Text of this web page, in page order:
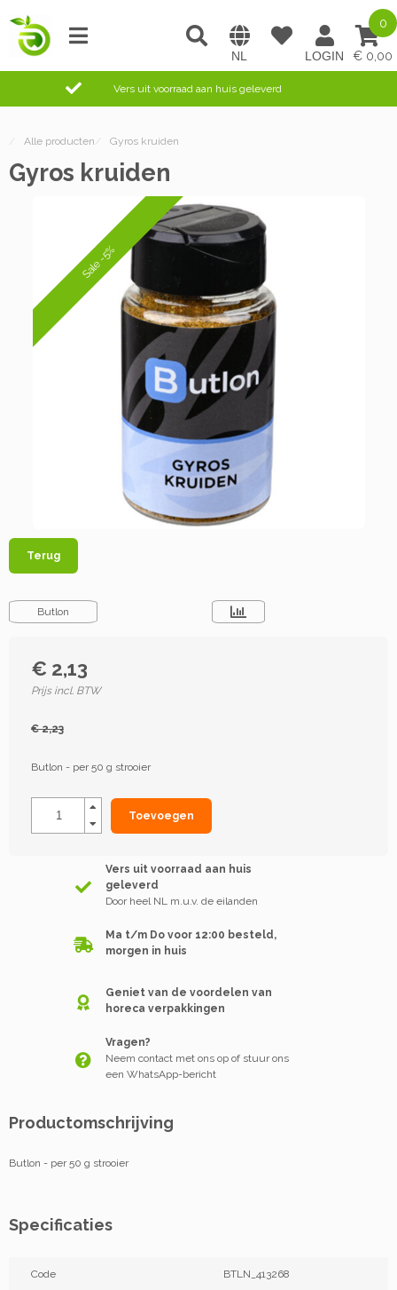
0,00
0
Vers uit voorraad aan huis geleverd
/ Alle producten / Gyros kruiden
Gyros kruiden
Sale -5%
Terug
Butlon
€ 2,13
Prijs incl. BTW
€ 2,23
Butlon - per 50 g strooier
Toevoegen
Vers uit voorraad aan huis
geleverd
Door heel NL m.u.v. de eilanden
Ma t/m Do voor 12:00 besteld,
morgen in huis
Geniet van de voordelen van
horeca verpakkingen
Vragen?
Neem contact met ons op of stuur ons
een WhatsApp-bericht
Productomschrijving
Butlon - per 50 g strooier
Specificaties
Code BTLN_413268